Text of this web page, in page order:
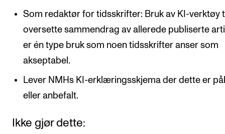
Som redaktør for tidsskrifter: Bruk av KI-verktøy
oversette sammendrag av allerede publiserte
er én type bruk som noen tidsskrifter anser som
akseptabel.
Lever NMHs KI-erklæringsskjema der dette er
eller anbefalt.
Ikke gjør dette: